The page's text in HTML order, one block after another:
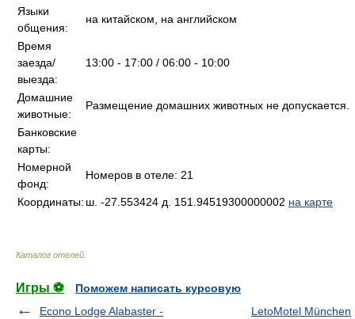
Языки
общения:
на китайском, на английском
Время
заезда/
выезда:
13:00 - 17:00 / 06:00 - 10:00
Домашние
животные:
Размещение домашних животных не допускается.
Банковские
карты:
Номерной
фонд:
Номеров в отеле: 21
Координаты: ш. -27.553424 д. 151.94519300000002 на карте
Каталог отелей
Игры ⚽
Поможем написать курсовую
Econo Lodge Alabaster -
LetoMotel München